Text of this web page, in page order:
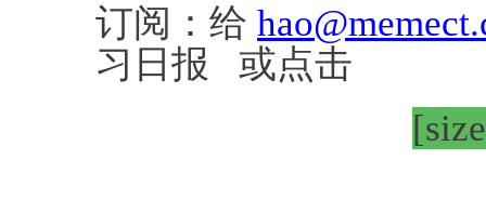
订阅：给
习日报 或点击